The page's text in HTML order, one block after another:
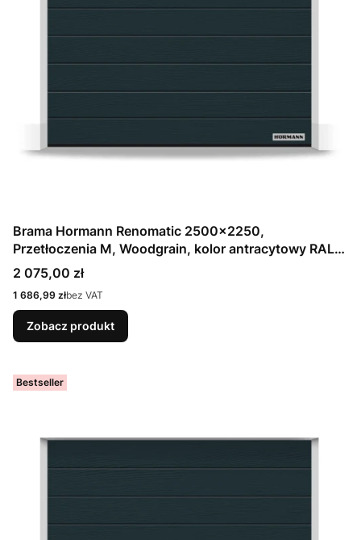
Brama Hormann Renomatic 2500x2250,
Przetłoczenia M, Woodgrain, kolor antracytowy RAL
7016 / OCYNK + Prowadzenie Z
Cena
2 075,00 zł
Cena
1 686,99 złbez VAT
Zobacz produkt
Bestseller